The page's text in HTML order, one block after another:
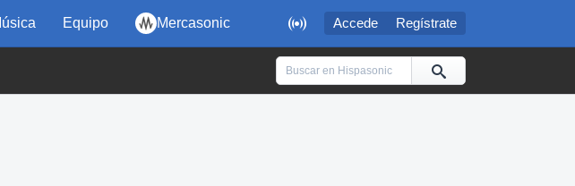
 Accede Regístrate
Equipo Mercasonic